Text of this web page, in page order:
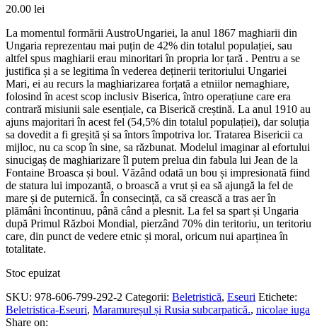
20.00 lei
La momentul formării AustroUngariei, la anul 1867 maghiarii din
Ungaria reprezentau mai puțin de 42% din totalul populației, sau
altfel spus maghiarii erau minoritari în propria lor țară . Pentru a se
justifica și a se legitima în vederea deținerii teritoriului Ungariei
Mari, ei au recurs la maghiarizarea forțată a etniilor nemaghiare,
folosind în acest scop inclusiv Biserica, întro operațiune care era
contrară misiunii sale esențiale, ca Biserică creștină. La anul 1910 au
ajuns majoritari în acest fel (54,5% din totalul populației), dar soluția
sa dovedit a fi greșită și sa întors împotriva lor. Tratarea Bisericii ca
mijloc, nu ca scop în sine, sa răzbunat. Modelul imaginar al efortului
sinucigaș de maghiarizare îl putem prelua din fabula lui Jean de la
Fontaine Broasca și boul. Văzând odată un bou și impresionată fiind
de statura lui impozantă, o broască a vrut și ea să ajungă la fel de
mare și de puternică. În consecință, ca să crească a tras aer în
plămâni încontinuu, până când a plesnit. La fel sa spart și Ungaria
după Primul Război Mondial, pierzând 70% din teritoriu, un teritoriu
care, din punct de vedere etnic și moral, oricum nui aparținea în
totalitate.
Stoc epuizat
SKU: 978-606-799-292-2 Categorii: Beletristică, Eseuri Etichete:
Beletristica-Eseuri, Maramureșul și Rusia subcarpatică., nicolae iuga
Share on: